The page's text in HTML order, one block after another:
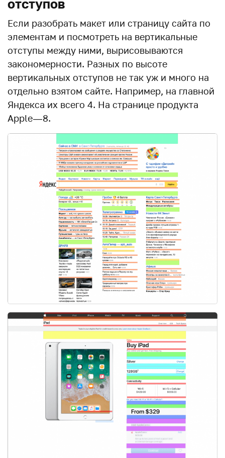
отступов
Если разобрать макет или страницу сайта по
элементам и посмотреть на вертикальные
отступы между ними, вырисовываются
закономерности. Разных по высоте
вертикальных отступов не так уж и много на
отдельно взятом сайте. Например, на главной
Яндекса их всего 4. На странице продукта
Apple — 8.